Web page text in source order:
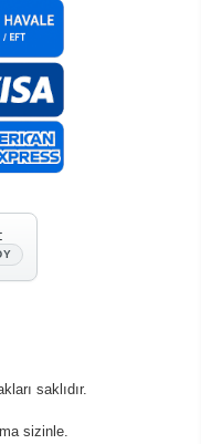
saklıdır.
sizinle.